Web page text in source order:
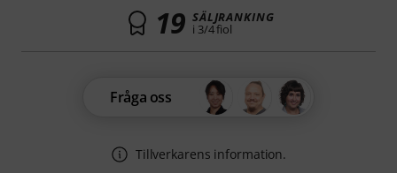
19 SÄLJRANKING
i 3/4 fiol
Fråga oss
Tillverkarens information.